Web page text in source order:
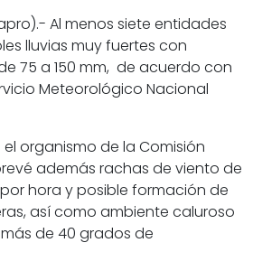
(apro).- Al menos siete entidades
lluvias muy fuertes con
75 a 150 mm, de acuerdo con
Meteorológico Nacional
el organismo de la Comisión
además rachas de viento de
hora y posible formación de
así como ambiente caluroso
de 40 grados de